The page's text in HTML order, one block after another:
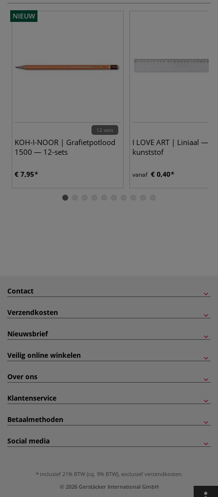
NIEUW
12 sets
KOH-I-NOOR | Grafietpotlood
1500 — 12-sets
€ 7,95
I LOVE ART | Liniaal —
kunststof
vanaf € 0,40
Contact
Verzendkosten
Nieuwsbrief
Veilig online winkelen
Over ons
Klantenservice
Betaalmethoden
Social media
inclusief 21% BTW (cq. 9% BTW), exclusief verzendkosten.
© 2026 Gerstäcker International GmbH